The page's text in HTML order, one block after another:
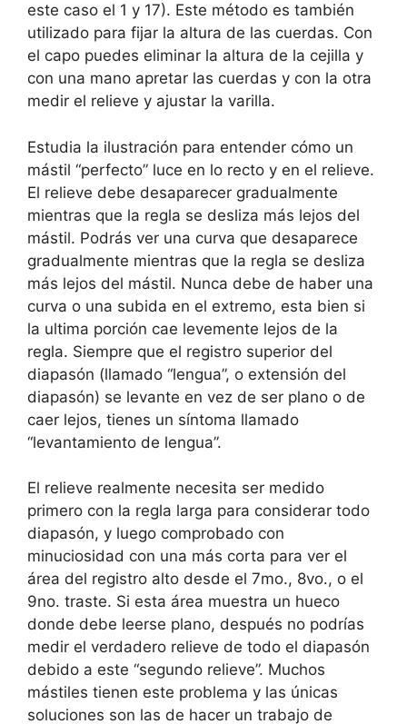
este caso el 1 y 17). Este método es también
utilizado para fijar la altura de las cuerdas. Con
el capo puedes eliminar la altura de la cejilla y
con una mano apretar las cuerdas y con la otra
medir el relieve y ajustar la varilla.
Estudia la ilustración para entender cómo un
mástil “perfecto” luce en lo recto y en el relieve.
El relieve debe desaparecer gradualmente
mientras que la regla se desliza más lejos del
mástil. Podrás ver una curva que desaparece
gradualmente mientras que la regla se desliza
más lejos del mástil. Nunca debe de haber una
curva o una subida en el extremo, esta bien si
la ultima porción cae levemente lejos de la
regla. Siempre que el registro superior del
diapasón (llamado “lengua”, o extensión del
diapasón) se levante en vez de ser plano o de
caer lejos, tienes un síntoma llamado
“levantamiento de lengua”.
El relieve realmente necesita ser medido
primero con la regla larga para considerar todo
diapasón, y luego comprobado con
minuciosidad con una más corta para ver el
área del registro alto desde el 7mo., 8vo., o el
9no. traste. Si esta área muestra un hueco
donde debe leerse plano, después no podrías
medir el verdadero relieve de todo el diapasón
debido a este “segundo relieve”. Muchos
mástiles tienen este problema y las únicas
soluciones son las de hacer un trabajo de